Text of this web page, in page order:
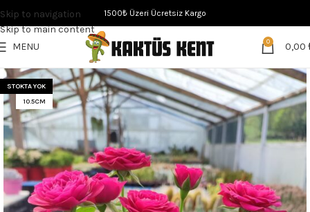
Skip to navigation
Skip to main content
1500₺ Üzeri Ücretsiz Kargo
MENU 0 0,00
STOKTA YOK
10.5CM